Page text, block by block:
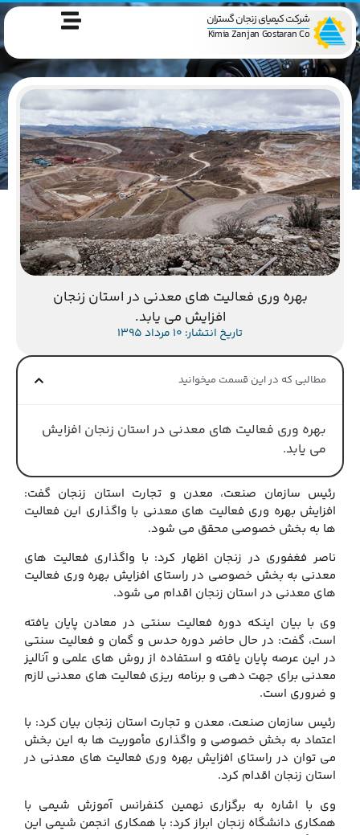
شرکت کیمیای زنجان گستران
Kimia Zanjan Gostaran Co
بهره وری فعالیت های معدنی در استان زنجان
افزایش می یابد.
تاریخ انتشار: 10 مرداد 1395
مطالبی که در این قسمت میخوانید
بهره وری فعالیت های معدنی در استان زنجان افزایش
می یابد.
رئیس سازمان صنعت، معدن و تجارت استان زنجان گفت:
افزایش بهره وری فعالیت های معدنی با واگذاری این فعالیت
ها به بخش خصوصی محقق می شود.
ناصر فغفوری در زنجان اظهار کرد: با واگذاری فعالیت های
معدنی به بخش خصوصی در راستای افزایش بهره وری فعالیت
های معدنی در استان زنجان اقدام می شود.
وی با بیان اینکه دوره فعالیت سنتی در معادن پایان یافته
است، گفت: در حال حاضر دوره حدس و گمان و فعالیت سنتی
در این عرصه پایان یافته و استفاده از روش های علمی و آنالیز
معدنی برای جهت دهی و برنامه ریزی فعالیت های معدنی لازم
و ضروری است.
رئیس سازمان صنعت، معدن و تجارت استان زنجان بیان کرد: با
اعتماد به بخش خصوصی و واگذاری مأموریت ها به این بخش
می توان در راستای افزایش بهره وری فعالیت های معدنی در
استان زنجان اقدام کرد.
وی با اشاره به برگزاری نهمین کنفرانس آموزش شیمی با
همکاری دانشگاه زنجان ابراز کرد: با همکاری انجمن شیمی این